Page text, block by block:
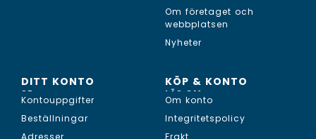
Om företaget och
webbplatsen
Nyheter
DITT KONTO
SE...
Kontouppgifter
Beställningar
Adresser
KÖP & KONTO
LÄS OM...
Om konto
Integritetspolicy
Frakt